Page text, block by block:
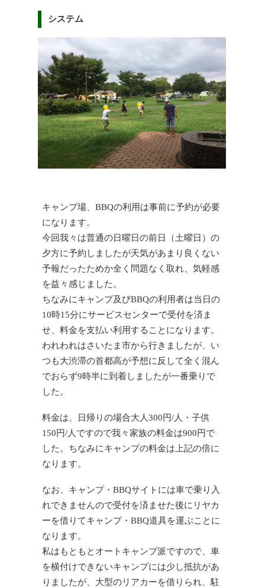
システム
キャンプ場、BBQの利用は事前に予約が必要
になります。
今回我々は普通の日曜日の前日（土曜日）の
夕方に予約しましたが天気があまり良くない
予報だったためか全く問題なく取れ、気軽感
を益々感じました。
ちなみにキャンプ及びBBQの利用者は当日の
10時15分にサービスセンターで受付を済ま
せ、料金を支払い利用することになります。
われわれはさいたま市から行きましたが、い
つも大渋滞の首都高が予想に反して全く混ん
でおらず9時半に到着しましたが一番乗りで
した。
料金は、日帰りの場合大人300円/人・子供
150円/人ですので我々家族の料金は900円で
した。ちなみにキャンプの料金は上記の倍に
なります。
なお、キャンプ・BBQサイトには車で乗り入
れできませんので受付を済ませた後にリヤカ
ーを借りてキャンプ・BBQ道具を運ぶことに
なります。
私はもともとオートキャンプ派ですので、車
を横付けできないキャンプには少し抵抗があ
りましたが、大型のリアカーを借りられ、駐